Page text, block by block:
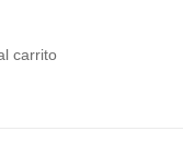
carrito